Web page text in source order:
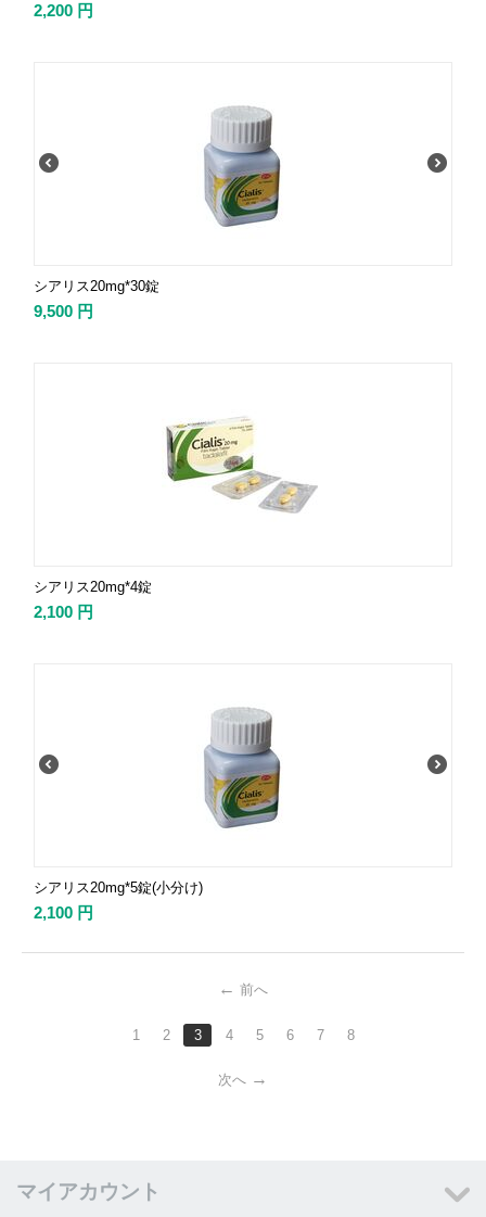
2,200 円
シアリス20mg*30錠
9,500 円
シアリス20mg*4錠
2,100 円
シアリス20mg*5錠(小分け)
2,100 円
前へ
1 2 3 4 5 6 7 8
次へ
マイアカウント